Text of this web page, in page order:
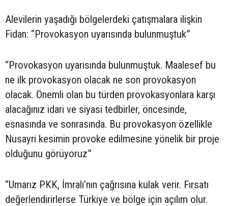
Alevilerin yaşadığı bölgelerdeki çatışmalara ilişkin
Fidan: “Provokasyon uyarısında bulunmuştuk”
“Provokasyon uyarısında bulunmuştuk. Maalesef bu
ne ilk provokasyon olacak ne son provokasyon
olacak. Önemli olan bu türden provokasyonlara karşı
alacağınız idari ve siyasi tedbirler, öncesinde,
esnasında ve sonrasında. Bu provokasyon özellikle
Nusayri kesimin provoke edilmesine yönelik bir proje
olduğunu görüyoruz”
“Umarız PKK, İmralı’nın çağrısına kulak verir. Fırsatı
değerlendirirlerse Türkiye ve bölge için açılım olur.